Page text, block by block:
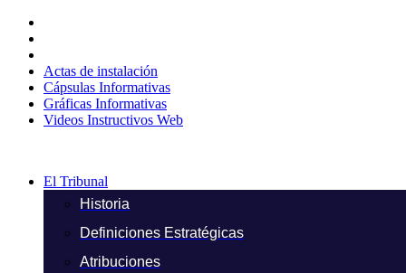
contenido
Actas de instalación
Cápsulas Informativas
Gráficas Informativas
Videos Instructivos Web
El Tribunal
Historia
Definiciones Estratégicas
Atribuciones